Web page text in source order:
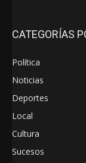
CATEGORÍAS
Política
Noticias
Deportes
Local
Cultura
Sucesos